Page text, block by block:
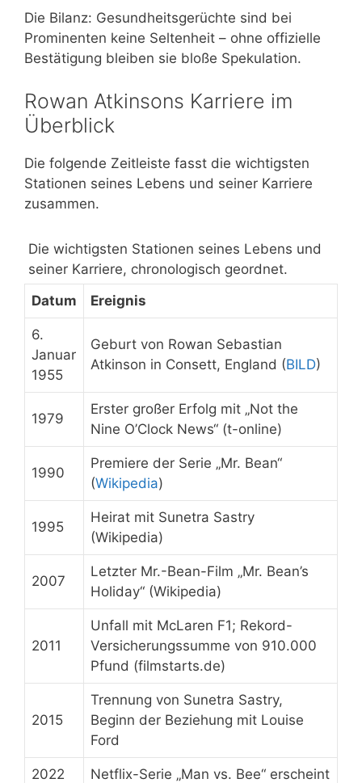
Die Bilanz: Gesundheitsgerüchte sind bei
Prominenten keine Seltenheit – ohne offizielle
Bestätigung bleiben sie bloße Spekulation.
Rowan Atkinsons Karriere im
Überblick
Die folgende Zeitleiste fasst die wichtigsten
Stationen seines Lebens und seiner Karriere
zusammen.
Die wichtigsten Stationen seines Lebens und
seiner Karriere, chronologisch geordnet.
Datum
Ereignis
6.
Januar
1955
Geburt von Rowan Sebastian
Atkinson in Consett, England (BILD)
1979
Erster großer Erfolg mit „Not the
Nine O’Clock News“ (t-online)
1990
Premiere der Serie „Mr. Bean“
(Wikipedia)
1995
Heirat mit Sunetra Sastry
(Wikipedia)
2007
Letzter Mr.-Bean-Film „Mr. Bean’s
Holiday“ (Wikipedia)
2011
Unfall mit McLaren F1; Rekord-
Versicherungssumme von 910.000
Pfund (filmstarts.de)
2015
Trennung von Sunetra Sastry,
Beginn der Beziehung mit Louise
Ford
2022 Netflix-Serie „Man vs. Bee“ erscheint